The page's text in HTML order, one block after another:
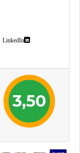
LinkedIn
3,50